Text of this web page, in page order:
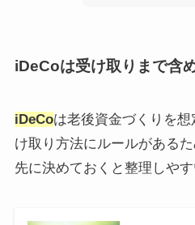
iDeCoは受け取りまで含
iDeCoは老後資金づくりを
け取り方法にルールがある
先に決めておくと整理しやす